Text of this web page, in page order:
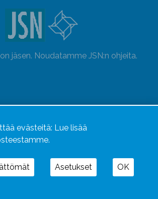
jäsen. Noudatamme JSN:n ohjeita.
evästeitä: Lue lisää
Asetukset OK